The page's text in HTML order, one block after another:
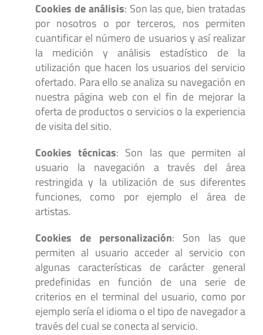
Cookies de análisis: Son las que, bien tratadas
por nosotros o por terceros, nos permiten
cuantificar el número de usuarios y así realizar
la medición y análisis estadístico de la
utilización que hacen los usuarios del servicio
ofertado. Para ello se analiza su navegación en
nuestra página web con el fin de mejorar la
oferta de productos o servicios o la experiencia
de visita del sitio.
Cookies técnicas: Son las que permiten al
usuario la navegación a través del área
restringida y la utilización de sus diferentes
funciones, como por ejemplo el área de
artistas.
Cookies de personalización: Son las que
permiten al usuario acceder al servicio con
algunas características de carácter general
predefinidas en función de una serie de
criterios en el terminal del usuario, como por
ejemplo sería el idioma o el tipo de navegador a
través del cual se conecta al servicio.